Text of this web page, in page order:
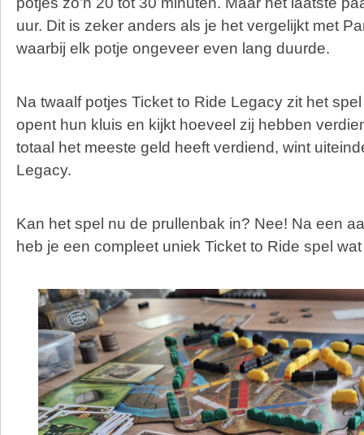
uur. Dit is zeker anders als je het vergelijkt met
waarbij elk potje ongeveer even lang duurde.
Na twaalf potjes Ticket to Ride Legacy zit het
opent hun kluis en kijkt hoeveel zij hebben
totaal het meeste geld heeft verdiend, wint
Legacy.
Kan het spel nu de prullenbak in? Nee! Na een
heb je een compleet uniek Ticket to Ride spel